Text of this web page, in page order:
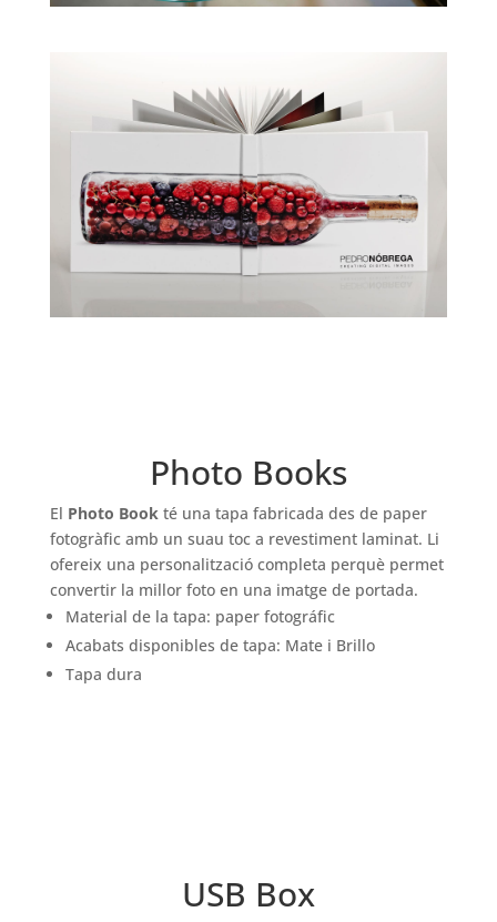
Photo Books
El Photo Bookté una tapa fabricada des de paper
fotogràfic amb un suau toc a revestiment laminat. Li
ofereix una personalització completa perquè permet
convertir la millor foto en una imatge de portada.
Material de la tapa: paper fotográfic
Acabats disponibles de tapa: Mate i Brillo
Tapa dura
USB Box